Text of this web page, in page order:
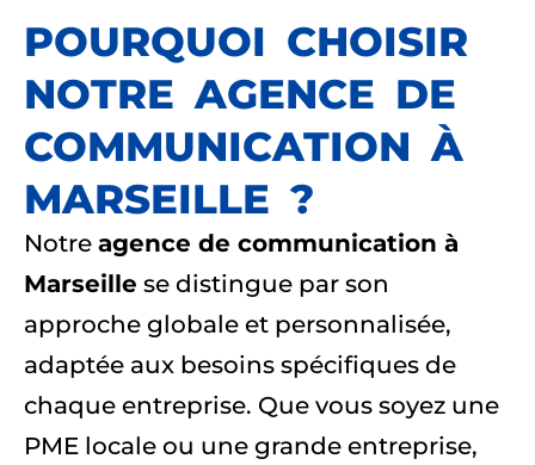
POURQUOI CHOISIR
NOTRE AGENCE DE
COMMUNICATION À
MARSEILLE ?
Notre agence de communication à
Marseille se distingue par son
approche globale et personnalisée,
adaptée aux besoins spécifiques de
chaque entreprise. Que vous soyez une
PME locale ou une grande entreprise,